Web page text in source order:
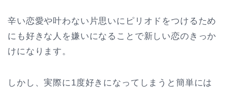
辛い恋愛や叶わない片思いにピリオドをつけるため
にも好きな人を嫌いになることで新しい恋のきっか
けになります。
しかし、実際に1度好きになってしまうと簡単には